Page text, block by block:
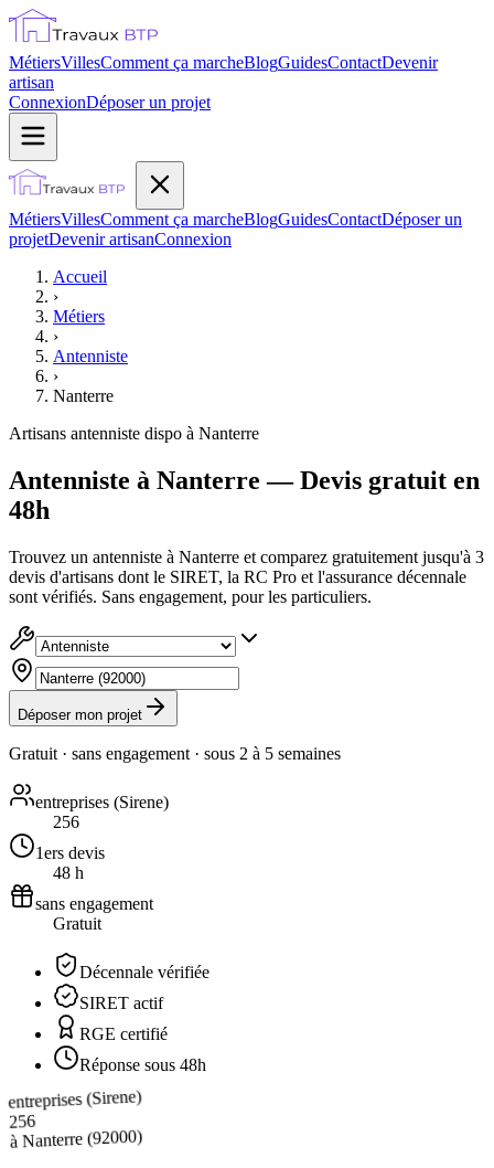
MétiersVillesComment ça marcheBlogGuidesContactDevenir
artisan
ConnexionDéposer un projet
MétiersVillesComment ça marcheBlogGuidesContactDéposer un
projetDevenir artisanConnexion
Accueil
›
Métiers
›
Antenniste
›
Nanterre
Artisans antenniste dispo à Nanterre
Antenniste à Nanterre — Devis gratuit en
48h
Trouvez un antenniste à Nanterre et comparez gratuitement jusqu'à 3
devis d'artisans dont le SIRET, la RC Pro et l'assurance décennale
sont vérifiés. Sans engagement, pour les particuliers.
Déposer mon projet
Gratuit · sans engagement · sous 2 à 5 semaines
entreprises (Sirene)
256
1ers devis
48 h
sans engagement
Gratuit
Décennale vérifiée
SIRET actif
RGE certifié
Réponse sous 48h
entreprises (Sirene)
256
àNanterre(92000)